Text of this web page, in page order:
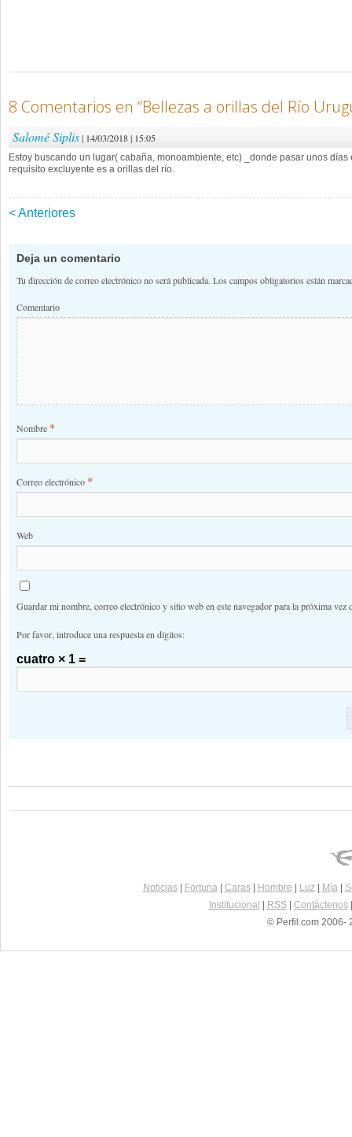
8 Comentarios en “Bellezas a orillas del Río
Salomé Siplis| 14/03/2018 | 15:05
Estoy buscando un lugar( cabaña, monoambiente, etc) _donde pasar unos
requisito excluyente es a orillas del río.
< Anteriores
Deja un comentario
Tu dirección de correo electrónico no será publicada. Los campos obligatorios están
Comentario
Nombre *
Correo electrónico *
Web
Guardar mi nombre, correo electrónico y sitio web en este navegador para la próxima vez
Por favor, introduce una respuesta en dígitos:
cuatro × 1 =
Noticias| Fortuna| Caras| Hombre Luz| Mía|
Institucional
RSS| Contáctenos
© Perfil.com 2006-